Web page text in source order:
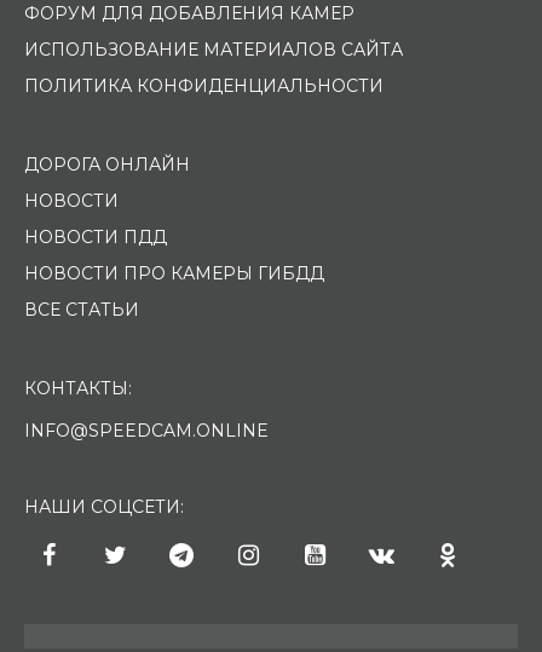
ФОРУМ ДЛЯ ДОБАВЛЕНИЯ КАМЕР
ИСПОЛЬЗОВАНИЕ МАТЕРИАЛОВ САЙТА
ПОЛИТИКА КОНФИДЕНЦИАЛЬНОСТИ
ДОРОГА ОНЛАЙН
НОВОСТИ
НОВОСТИ ПДД
НОВОСТИ ПРО КАМЕРЫ ГИБДД
ВСЕ СТАТЬИ
КОНТАКТЫ:
INFO@SPEEDCAM.ONLINE
НАШИ СОЦСЕТИ: